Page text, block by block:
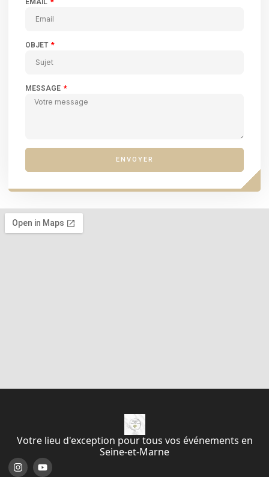
OBJET
MESSAGE
ENVOYER
Votre lieu d'exception pour tous vos événements en
Seine-et-Marne